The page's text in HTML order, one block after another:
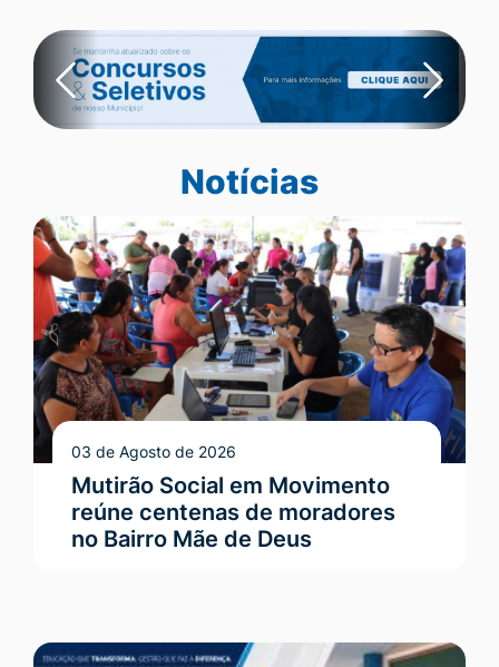
para
o
rodapé
Transparência
Primeiro Banner
Previous
Next
Notícias
03 de Agosto de 2026
Mutirão Social em Movimento
reúne centenas de moradores
no Bairro Mãe de Deus